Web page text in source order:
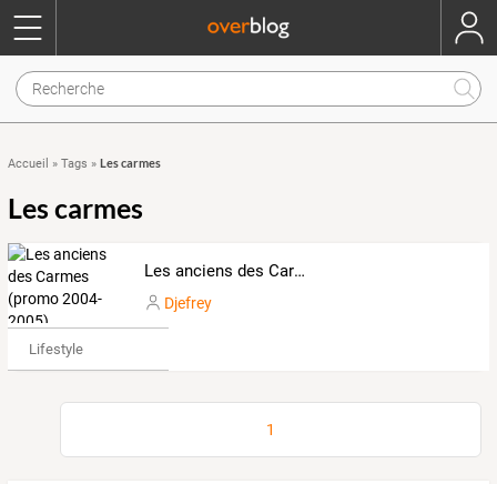
Accueil » Tags » Les carmes
Les carmes
Les anciens des Carmes (promo 2004-2005)
Djefrey
Lifestyle
1